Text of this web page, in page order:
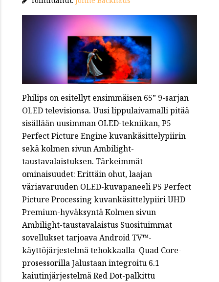
Philips on esitellyt ensimmäisen 65” 9-sarjan
OLED televisionsa. Uusi lippulaivamalli pitää
sisällään uusimman OLED-tekniikan, P5
Perfect Picture Engine kuvankäsittelypiirin
sekä kolmen sivun Ambilight-
taustavalaistuksen. Tärkeimmät
ominaisuudet: Erittäin ohut, laajan
väriavaruuden OLED-kuvapaneeli P5 Perfect
Picture Processing kuvankäsittelypiiri UHD
Premium-hyväksyntä Kolmen sivun
Ambilight-taustavalaistus Suosituimmat
sovellukset tarjoava Android TV™-
käyttöjärjestelmä tehokkaalla Quad Core-
prosessorilla Jalustaan integroitu 6.1
kaiutinjärjestelmä Red Dot-palkittu